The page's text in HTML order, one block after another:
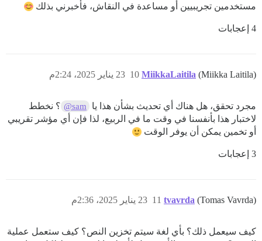
مستخدمين تجريبيين أو مساعدة في النقاش، فأخبرني بذلك
4 إعجابات
MiikkaLaitila (Miikka Laitila) 23 يناير 2025، 2:24م 10
مجرد تحقق، هل هناك أي تحديث بشأن هذا يا @sam ؟ نخطط
لاختبار هذا بأنفسنا في وقت ما في الربيع، لذا فإن أي مؤشر تقريبي
أو تخمين يمكن أن يوفر الوقت
3 إعجابات
tvavrda (Tomas Vavrda) 23 يناير 2025، 2:36م 11
كيف سيعمل ذلك؟ بأي لغة سيتم تخزين النص؟ كيف ستعمل عملية